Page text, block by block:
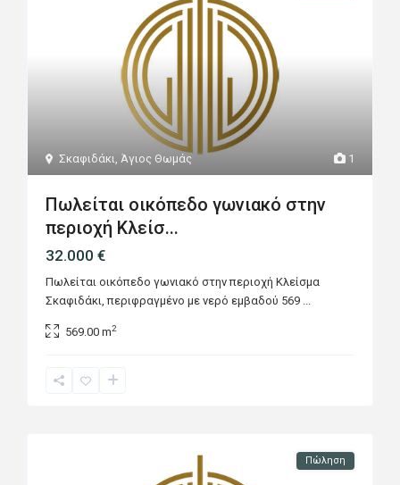
1
Σκαφιδάκι,Άγιος Θωμάς
Πωλείται οικόπεδο γωνιακό στην
περιοχή Κλείσ...
32.000 €
Πωλείται οικόπεδο γωνιακό στην περιοχή Κλείσμα
Σκαφιδάκι, περιφραγμένο με νερό εμβαδού 569 ...
569.00 m2
Πώληση